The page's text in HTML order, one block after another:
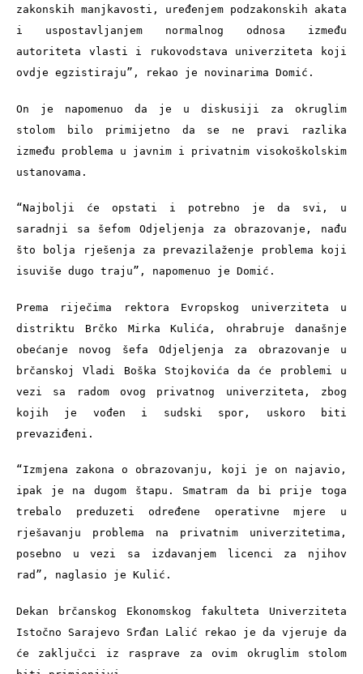
zakonskih manjkavosti, uređenjem podzakonskih akata
i uspostavljanjem normalnog odnosa između
autoriteta vlasti i rukovodstava univerziteta koji
ovdje egzistiraju”, rekao je novinarima Domić.
On je napomenuo da je u diskusiji za okruglim
stolom bilo primijetno da se ne pravi razlika
između problema u javnim i privatnim visokoškolskim
ustanovama.
“Najbolji će opstati i potrebno je da svi, u
saradnji sa šefom Odjeljenja za obrazovanje, nađu
što bolja rješenja za prevazilaženje problema koji
isuviše dugo traju”, napomenuo je Domić.
Prema riječima rektora Evropskog univerziteta u
distriktu Brčko Mirka Kulića, ohrabruje današnje
obećanje novog šefa Odjeljenja za obrazovanje u
brčanskoj Vladi Boška Stojkovića da će problemi u
vezi sa radom ovog privatnog univerziteta, zbog
kojih je vođen i sudski spor, uskoro biti
prevaziđeni.
“Izmjena zakona o obrazovanju, koji je on najavio,
ipak je na dugom štapu. Smatram da bi prije toga
trebalo preduzeti određene operativne mjere u
rješavanju problema na privatnim univerzitetima,
posebno u vezi sa izdavanjem licenci za njihov
rad”, naglasio je Kulić.
Dekan brčanskog Ekonomskog fakulteta Univerziteta
Istočno Sarajevo Srđan Lalić rekao je da vjeruje da
će zaključci iz rasprave za ovim okruglim stolom